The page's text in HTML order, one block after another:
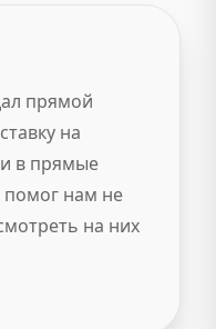
прямой
на
в прямые
нам не
на них